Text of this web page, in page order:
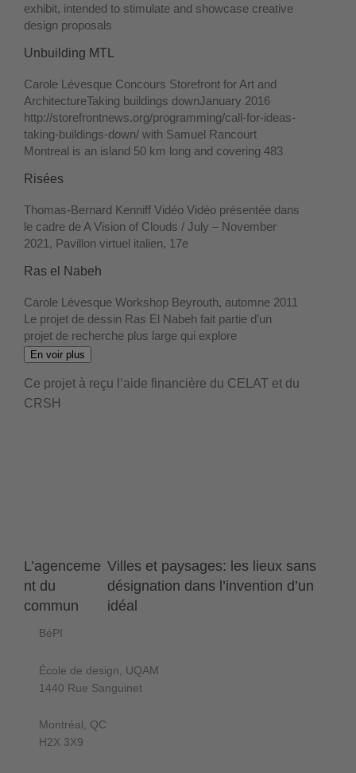
exhibit, intended to stimulate and showcase creative
design proposals
Unbuilding MTL
Carole Lévesque Concours Storefront for Art and
ArchitectureTaking buildings downJanuary 2016
http://storefrontnews.org/programming/call-for-ideas-
taking-buildings-down/ with Samuel Rancourt
Montreal is an island 50 km long and covering 483
Risées
Thomas-Bernard Kenniff Vidéo Vidéo présentée dans
le cadre de A Vision of Clouds / July – November
2021, Pavillon virtuel italien, 17e
Ras el Nabeh
Carole Lévesque Workshop Beyrouth, automne 2011
Le projet de dessin Ras El Nabeh fait partie d’un
projet de recherche plus large qui explore
En voir plus
Ce projet à reçu l’aide financière du CELAT et du
CRSH
L’agenceme
nt du
commun
Villes et paysages: les lieux sans
désignation dans l’invention d’un
idéal
BéPI
École de design, UQAM
1440 Rue Sanguinet
Montréal, QC
H2X 3X9